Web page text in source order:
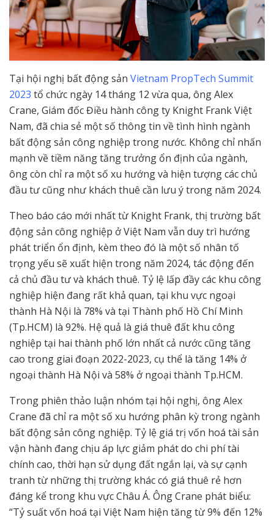
Tại hội nghị bất động sản Vietnam PropTech Summit
2023 tổ chức ngày 14 tháng 12 vừa qua, ông Alex
Crane, Giám đốc Điều hành công ty Knight Frank Việt
Nam, đã chia sẻ một số thông tin về tình hình ngành
bất động sản công nghiệp trong nước. Không chỉ nhấn
mạnh về tiềm năng tăng trưởng ổn định của ngành,
ông còn chỉ ra một số xu hướng và hiện tượng các chủ
đầu tư cũng như khách thuê cần lưu ý trong năm 2024.
Theo báo cáo mới nhất từ Knight Frank, thị trường bất
động sản công nghiệp ở Việt Nam vẫn duy trì hướng
phát triển ổn định, kèm theo đó là một số nhân tố
trọng yếu sẽ xuất hiện trong năm 2024, tác động đến
cả chủ đầu tư và khách thuê. Tỷ lệ lấp đầy các khu công
nghiệp hiện đang rất khả quan, tại khu vực ngoại
thành Hà Nội là 78% và tại Thành phố Hồ Chí Minh
(Tp.HCM) là 92%. Hệ quả là giá thuê đất khu công
nghiệp tại hai thành phố lớn nhất cả nước cũng tăng
cao trong giai đoạn 2022-2023, cụ thể là tăng 14% ở
ngoại thành Hà Nội và 58% ở ngoại thành Tp.HCM.
Trong phiên thảo luận nhóm tại hội nghị, ông Alex
Crane đã chỉ ra một số xu hướng phân kỳ trong ngành
bất động sản công nghiệp. Tỷ lệ giá trị vốn hoá tài sản
vận hành đang chịu áp lực giảm phát do chi phí tài
chính cao, thời hạn sử dụng đất ngắn lại, và sự cạnh
tranh từ những thị trường khác có giá thuê rẻ hơn
đáng kể trong khu vực Châu Á. Ông Crane phát biểu:
“Tỷ suất vốn hoá tại Việt Nam hiện tăng từ 9% đến 12%